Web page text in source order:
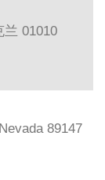
兰 01010
89147